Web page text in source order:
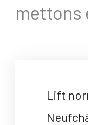
mettons
Lift